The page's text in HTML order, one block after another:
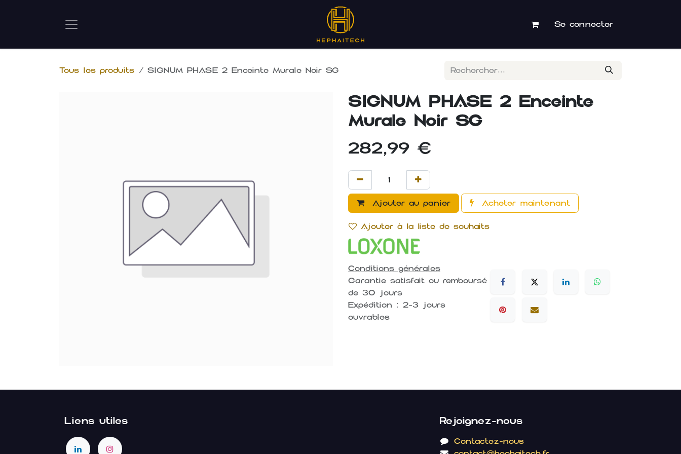
Se connecter
Tous les produits SIGNUM PHASE 2 Enceinte Murale Noir SG
SIGNUM PHASE 2 Enceinte
Murale Noir SG
282,99 €
Ajouter au panier Acheter maintenant
Ajouter à la liste de souhaits
Conditions générales
Garantie satisfait ou remboursé
de 30 jours
Expédition : 2-3 jours
ouvrables
Liens utiles Rejoignez-nous
Contactez-nous